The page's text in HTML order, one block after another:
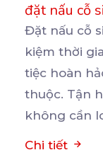
đặt nấu cỗ
Đặt nấu cỗ
kiệm thời
tiệc hoàn
thuộc. Tận
không cần
Chi tiết